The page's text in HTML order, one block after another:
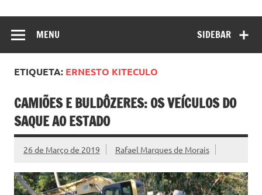
SIDEBAR
MENU
ETIQUETA: ERNESTO KITECULO
CAMIÕES E BULDÔZERES: OS VEÍCULOS DO
SAQUE AO ESTADO
26 de Março de 2019 Rafael Marques de Morais